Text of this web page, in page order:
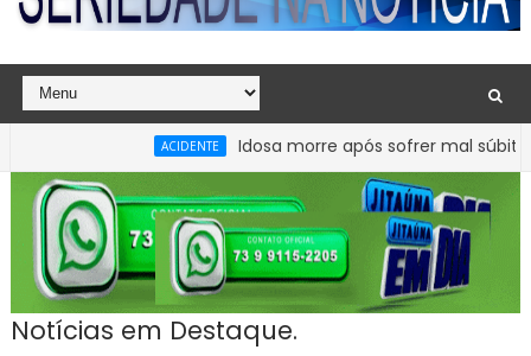
Idosa morre após sofrer mal súbito no
Notícias em Destaque.